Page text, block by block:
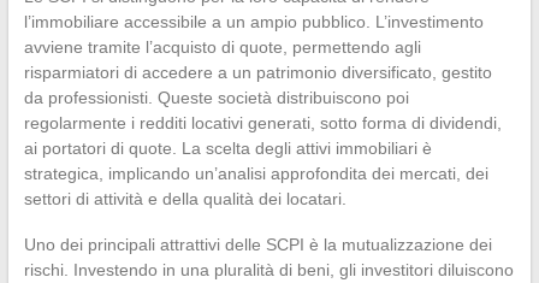
l’immobiliare accessibile a un ampio pubblico. L’investimento
avviene tramite l’acquisto di quote, permettendo agli
risparmiatori di accedere a un patrimonio diversificato, gestito
da professionisti. Queste società distribuiscono poi
regolarmente i redditi locativi generati, sotto forma di dividendi,
ai portatori di quote. La scelta degli attivi immobiliari è
strategica, implicando un’analisi approfondita dei mercati, dei
settori di attività e della qualità dei locatari.
Uno dei principali attrattivi delle SCPI è la mutualizzazione dei
rischi. Investendo in una pluralità di beni, gli investitori diluiscono